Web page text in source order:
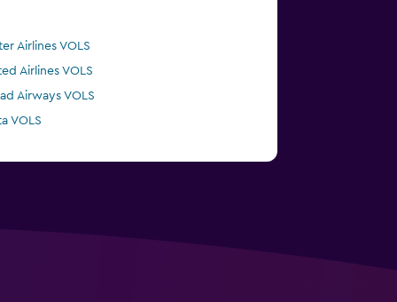
Airlines VOLS
Airlines VOLS
Airways VOLS
VOLS